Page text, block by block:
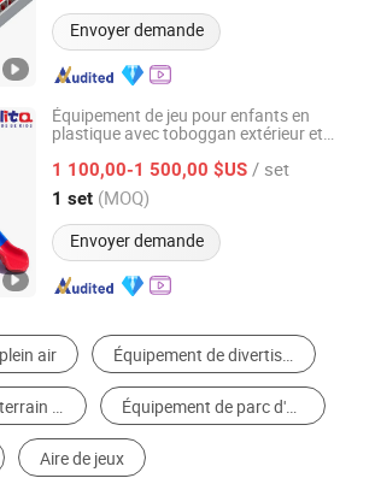
Envoyer demande
Équipement de jeu pour enfants en
plastique avec toboggan extérieur et
1 100,00-1 500,00 $US / set
1 set (MOQ)
Envoyer demande
Co., Ltd.
Depuis 2025
Manèges
Équipement de Jeux d'Eau
Autre machine de jeu à pièces Toboggan